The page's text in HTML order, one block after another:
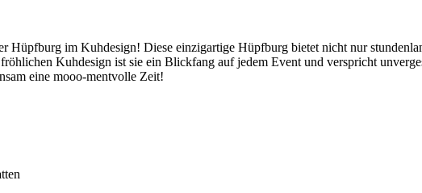
Hüpfburg im Kuhdesign! Diese einzigartige Hüpfburg bietet nicht nur
Kuhdesign ist sie ein Blickfang auf jedem Event und verspricht
eine mooo-mentvolle Zeit!